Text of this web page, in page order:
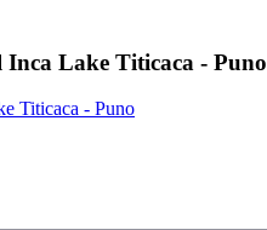
Inca Lake Titicaca - Puno
Titicaca - Puno